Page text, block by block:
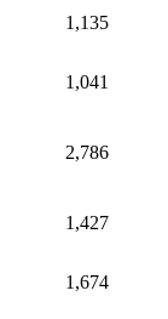
1,135
1,041
2,786
1,427
1,674